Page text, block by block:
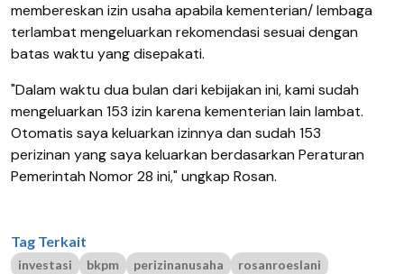
membereskan izin usaha apabila kementerian/ lembaga
terlambat mengeluarkan rekomendasi sesuai dengan
batas waktu yang disepakati.
"Dalam waktu dua bulan dari kebijakan ini, kami sudah
mengeluarkan 153 izin karena kementerian lain lambat.
Otomatis saya keluarkan izinnya dan sudah 153
perizinan yang saya keluarkan berdasarkan Peraturan
Pemerintah Nomor 28 ini," ungkap Rosan.
Tag Terkait
investasi bkpm perizinanusaha
rosanroeslani